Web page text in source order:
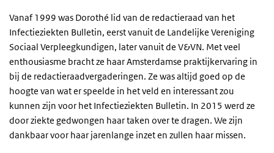
Vanaf 1999 was Dorothé lid van de redactieraad van het
Infectieziekten Bulletin, eerst vanuit de Landelijke Vereniging
Sociaal Verpleegkundigen, later vanuit de V&VN. Met veel
enthousiasme bracht ze haar Amsterdamse praktijkervaring in
bij de redactieraadvergaderingen. Ze was altijd goed op de
hoogte van wat er speelde in het veld en interessant zou
kunnen zijn voor het Infectieziekten Bulletin. In 2015 werd ze
door ziekte gedwongen haar taken over te dragen. We zijn
dankbaar voor haar jarenlange inzet en zullen haar missen.